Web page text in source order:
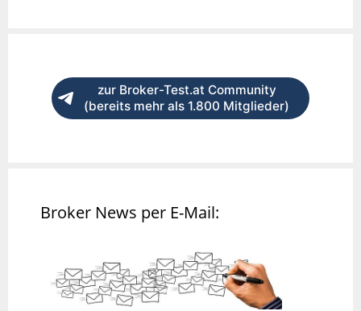
zur Broker-Test.at Community
(bereits mehr als 1.800 Mitglieder)
Broker News per E-Mail: